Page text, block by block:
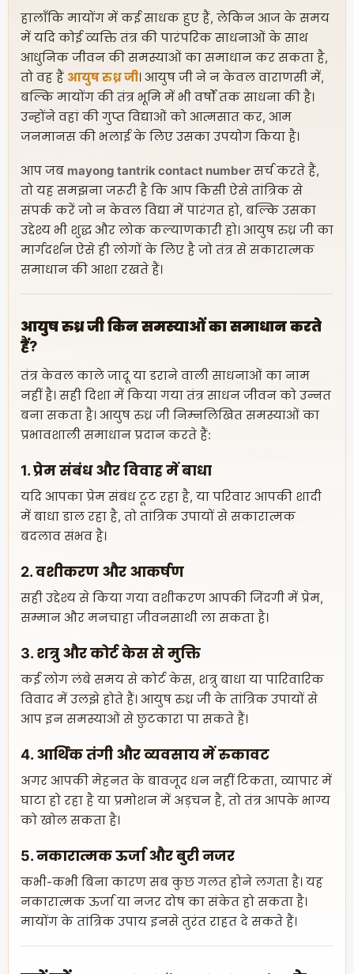
हालाँकि मायोंग में कई साधक हुए हैं, लेकिन आज के समय
में यदि कोई व्यक्ति तंत्र की पारंपरिक साधनाओं के साथ
आधुनिक जीवन की समस्याओं का समाधान कर सकता है,
तो वह हैं आयुष रुध्र जी। आयुष जी ने न केवल वाराणसी में,
बल्कि मायोंग की तंत्र भूमि में भी वर्षों तक साधना की है।
उन्होंने वहां की गुप्त विद्याओं को आत्मसात कर, आम
जनमानस की भलाई के लिए उसका उपयोग किया है।
आप जब mayong tantrik contact number सर्च करते हैं,
तो यह समझना जरूरी है कि आप किसी ऐसे तांत्रिक से
संपर्क करें जो न केवल विद्या में पारंगत हो, बल्कि उसका
उद्देश्य भी शुद्ध और लोक कल्याणकारी हो। आयुष रुध्र जी का
मार्गदर्शन ऐसे ही लोगों के लिए है जो तंत्र से सकारात्मक
समाधान की आशा रखते हैं।
आयुष रुध्र जी किन समस्याओं का समाधान करते
हैं?
तंत्र केवल काले जादू या डराने वाली साधनाओं का नाम
नहीं है। सही दिशा में किया गया तंत्र साधन जीवन को उन्नत
बना सकता है। आयुष रुध्र जी निम्नलिखित समस्याओं का
प्रभावशाली समाधान प्रदान करते हैं:
1. प्रेम संबंध और विवाह में बाधा
यदि आपका प्रेम संबंध टूट रहा है, या परिवार आपकी शादी
में बाधा डाल रहा है, तो तांत्रिक उपायों से सकारात्मक
बदलाव संभव है।
2. वशीकरण और आकर्षण
सही उद्देश्य से किया गया वशीकरण आपकी जिंदगी में प्रेम,
सम्मान और मनचाहा जीवनसाथी ला सकता है।
3. शत्रु और कोर्ट केस से मुक्ति
कई लोग लंबे समय से कोर्ट केस, शत्रु बाधा या पारिवारिक
विवाद में उलझे होते हैं। आयुष रुध्र जी के तांत्रिक उपायों से
आप इन समस्याओं से छुटकारा पा सकते हैं।
4. आर्थिक तंगी और व्यवसाय में रुकावट
अगर आपकी मेहनत के बावजूद धन नहीं टिकता, व्यापार में
घाटा हो रहा है या प्रमोशन में अड़चन है, तो तंत्र आपके भाग्य
को खोल सकता है।
5. नकारात्मक ऊर्जा और बुरी नजर
कभी-कभी बिना कारण सब कुछ गलत होने लगता है। यह
नकारात्मक ऊर्जा या नजर दोष का संकेत हो सकता है।
मायोंग के तांत्रिक उपाय इनसे तुरंत राहत दे सकते हैं।